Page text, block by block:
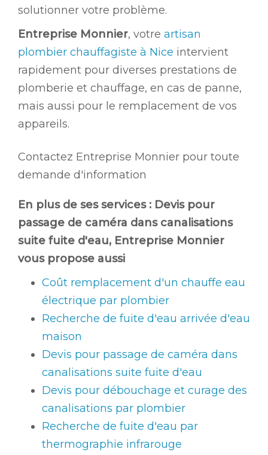
solutionner votre problème.
Entreprise Monnier, votre artisan
plombier chauffagiste à Nice intervient
rapidement pour diverses prestations de
plomberie et chauffage, en cas de panne,
mais aussi pour le remplacement de vos
appareils.
Contactez Entreprise Monnier pour toute
demande d'information
En plus de ses services : Devis pour
passage de caméra dans canalisations
suite fuite d'eau, Entreprise Monnier
vous propose aussi
Coût remplacement d'un chauffe eau
électrique par plombier
Recherche de fuite d'eau arrivée d'eau
maison
Devis pour passage de caméra dans
canalisations suite fuite d'eau
Devis pour débouchage et curage des
canalisations par plombier
Recherche de fuite d'eau par
thermographie infrarouge